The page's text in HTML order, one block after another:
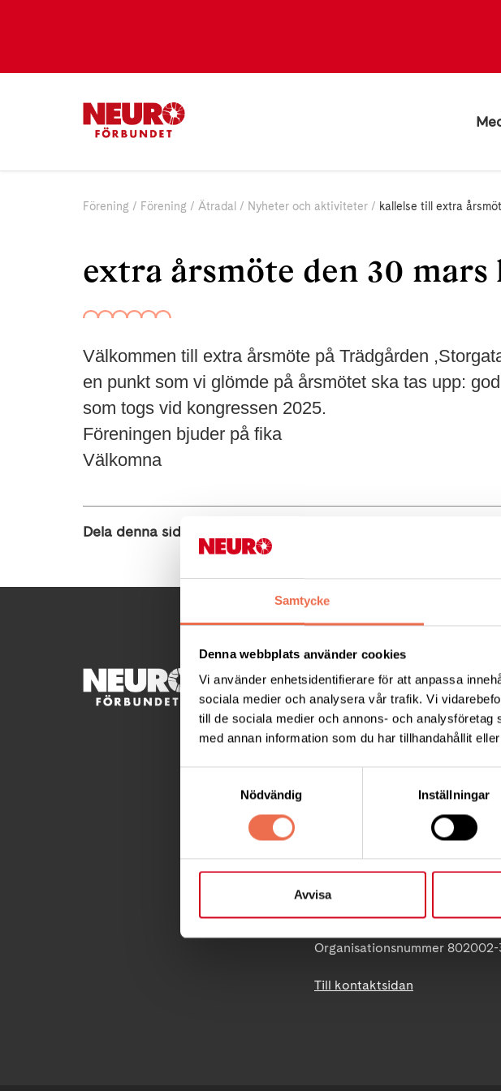
Samtycke
Denna webbplats använder cookies
Vi använder enhetsidentifierare för att anpassa
sociala medier och analysera vår trafik. Vi
till de sociala medier och annons- och
med annan information som du har tillhandahållit
Nödvändig
Inställningar
Avvisa
Förening Förening Ätradal Nyheter och aktiviteter kallelse till extra
extra årsmöte den 30 mars
Välkommen till extra årsmöte på Trädgården
en punkt som vi glömde på årsmötet ska tas upp:
som togs vid kongressen 2025.
Föreningen bjuder på fika
Välkomna
Dela denna sida:
KONTAKT
Besöksadress:
Ågatan 12 C, 172 62
Organisationsnummer
Till kontaktsidan